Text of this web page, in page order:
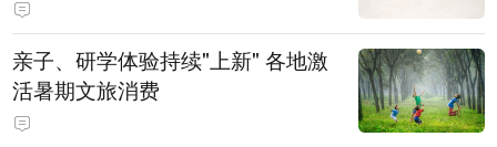
亲子、研学体验持续"上新" 各地激
活暑期文旅消费